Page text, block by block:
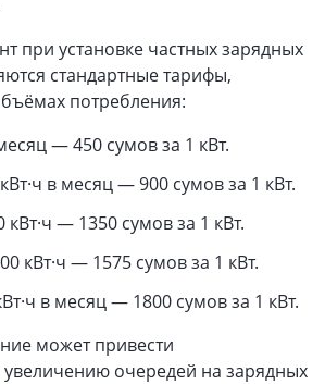
при установке частных зарядных
стандартные тарифы,
потребления:
— 450 сумов за 1 кВт.
в месяц — 900 сумов за 1 кВт.
кВт·ч — 1350 сумов за 1 кВт.
кВт·ч — 1575 сумов за 1 кВт.
в месяц — 1800 сумов за 1 кВт.
может привести
увеличению очередей на зарядных